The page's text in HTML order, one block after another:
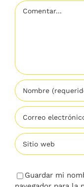
Comentar
Guardar mi